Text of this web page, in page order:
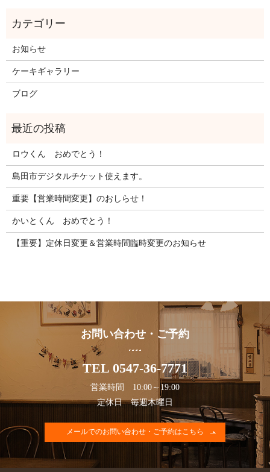
お知らせ
ケーキギャラリー
ブログ
ロウくん おめでとう！
島田市デジタルチケット使えます。
重要【営業時間変更】のおしらせ！
かいとくん おめでとう！
【重要】定休日変更＆営業時間臨時変更のお知らせ
お問い合わせ・ご予約
TEL 0547-36-7771
営業時間 10:00～19:00
定休日 毎週木曜日
メールでのお問い合わせ・ご予約はこちら